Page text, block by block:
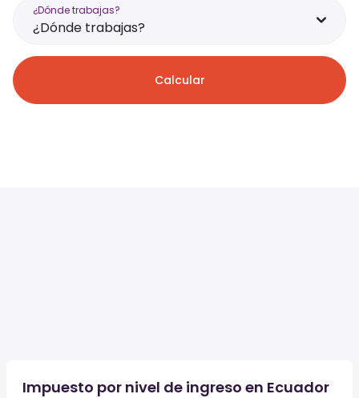
¿Dónde trabajas?
¿Dónde trabajas?
Calcular
Impuesto por nivel de ingreso en Ecuador